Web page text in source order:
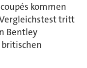
kommen
tritt
Bentley